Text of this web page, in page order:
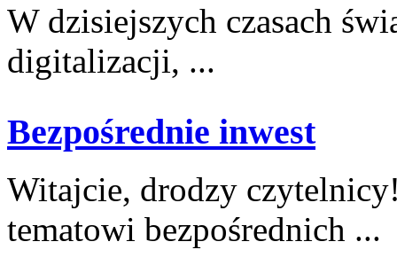
W dzisiejszych czasach
digitalizacji, ...
Bezpośrednie inwest
Witajcie, drodzy
tematowi bezpośrednich ...